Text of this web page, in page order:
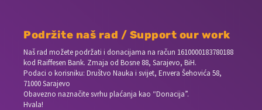
Podržite naš rad / Support our work
Naš rad možete podržati i donacijama na račun 1610000183780188
kod Raiffesen Bank. Zmaja od Bosne 88, Sarajevo, BiH.
Podaci o korisniku: Društvo Nauka i svijet, Envera Šehovića 58,
71000 Sarajevo
Obavezno naznačite svrhu plaćanja kao “Donacija”.
Hvala!